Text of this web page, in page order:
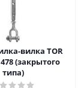
вилка TOR
(закрытого
типа)